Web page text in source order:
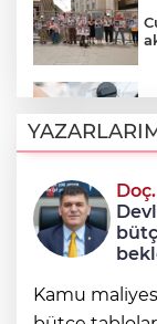
Kamu